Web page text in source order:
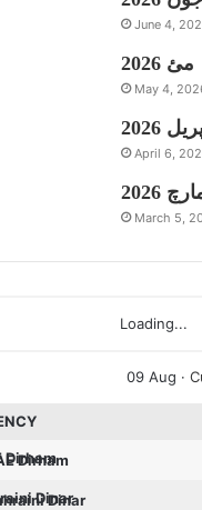
June 4,
2026
May 4,
2026
April 6,
2026
March 5,
Loading...
09 Aug ·
Dirham
Dinar